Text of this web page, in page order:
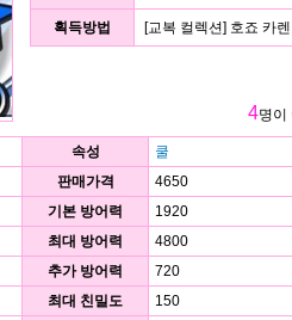
획득방법 [교복 컬렉션] 호죠 카
4명이
속성
쿨
판매가격
4650
기본 방어력
1920
최대 방어력
4800
추가 방어력
720
최대 친밀도
150